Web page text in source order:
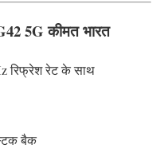
5G कीमत भारत
रिफ्रेश रेट के साथ
बैक